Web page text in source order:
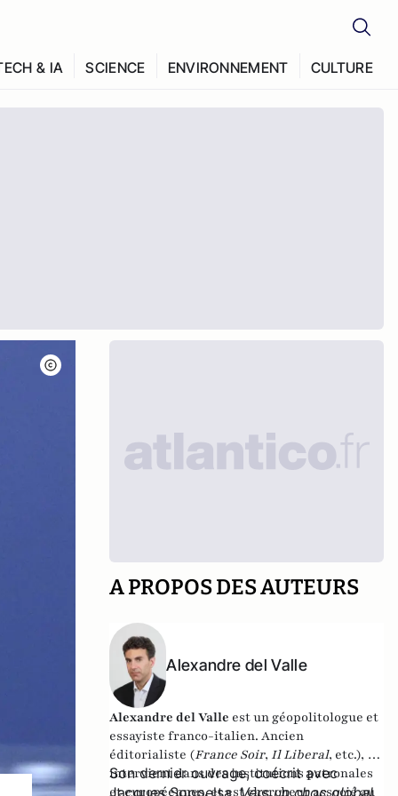
& IA SCIENCE ENVIRONNEMENT CULTURE
A PROPOS DES AUTEURS
Alexandre del Valle
Alexandre del Valle est un géopolitologue et
essayiste franco-italien. Ancien
éditorialiste (France Soir, Il Liberal, etc.), il
intervient dans des institutions patronales
et européennes, et est chercheur associé au
Son dernier ouvrage, coécrit avec